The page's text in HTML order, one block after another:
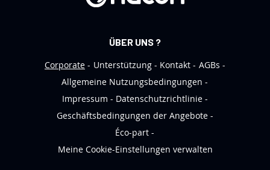
ÜBER UNS ?
Corporate
Unterstützung Kontakt
AGBs
Allgemeine Nutzungsbedingungen
Impressum
Datenschutzrichtlinie
Geschäftsbedingungen der Angebote
Éco-part
Meine Cookie-Einstellungen verwalten